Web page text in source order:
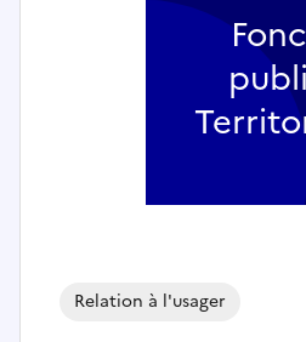
Relation à l'usager